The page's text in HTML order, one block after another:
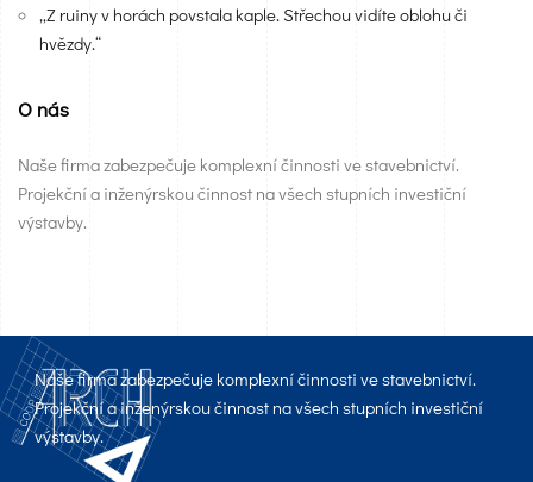
„Z ruiny v horách povstala kaple. Střechou vidíte oblohu či
hvězdy.“
O nás
Naše firma zabezpečuje komplexní činnosti ve stavebnictví.
Projekční a inženýrskou činnost na všech stupních investiční
výstavby.
Naše firma zabezpečuje komplexní činnosti ve stavebnictví.
Projekční a inženýrskou činnost na všech stupních investiční
výstavby.